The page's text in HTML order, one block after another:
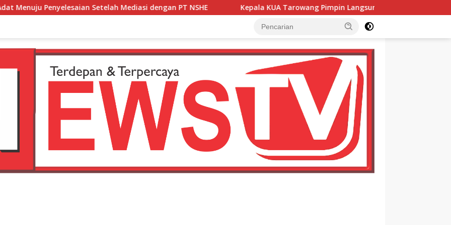
Mediasi dengan PT NSHE Kepala KUA Tarowang Pimpin Langsung Akad Nikah, Pengantin Langsung Terima